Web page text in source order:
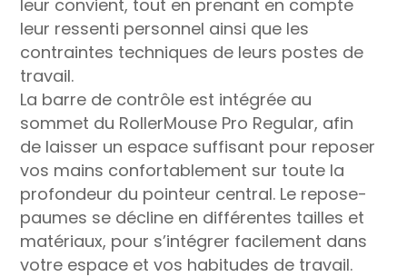
leur convient, tout en prenant en compte
leur ressenti personnel ainsi que les
contraintes techniques de leurs postes de
travail.
La barre de contrôle est intégrée au
sommet du RollerMouse Pro Regular, afin
de laisser un espace suffisant pour reposer
vos mains confortablement sur toute la
profondeur du pointeur central. Le repose-
paumes se décline en différentes tailles et
matériaux, pour s’intégrer facilement dans
votre espace et vos habitudes de travail.